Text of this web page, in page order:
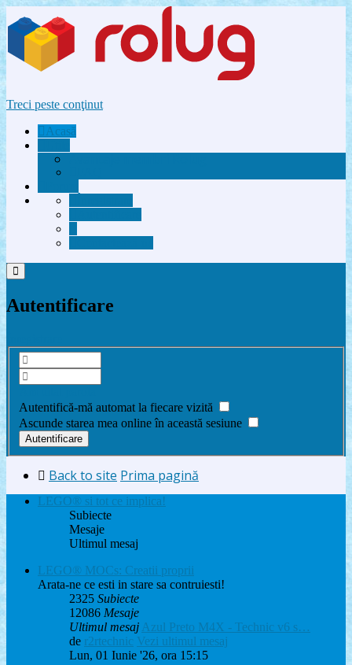
Treci peste conţinut
Acasă
Autentificare
Autentifică-mă automat la fiecare vizită
Ascunde starea mea online în această sesiune
Back to site Prima pagină
LEGO® si tot ce implica!
Subiecte
Mesaje
Ultimul mesaj
LEGO® MOCs: Creatii proprii
Arata-ne ce esti in stare sa contruiesti!
2325 Subiecte
12086 Mesaje
Ultimul mesaj Azul Preto M4X - Technic v6 s…
de r2rtechnic Vezi ultimul mesaj
Lun, 01 Iunie '26, ora 15:15